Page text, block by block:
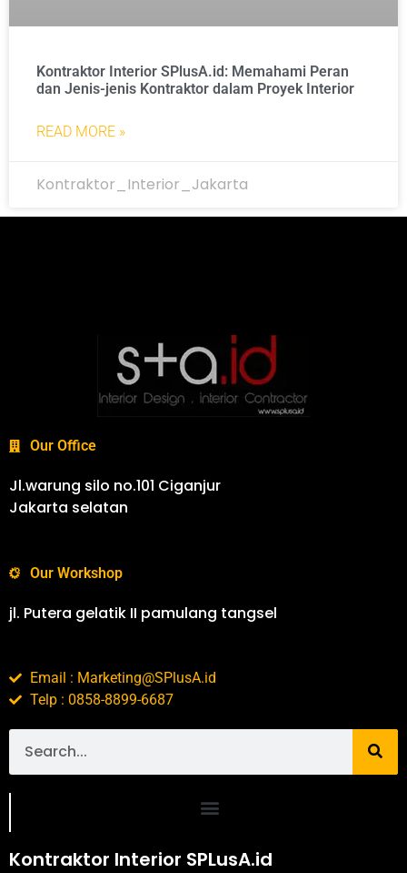
Kontraktor Interior SPlusA.id: Memahami Peran
dan Jenis-jenis Kontraktor dalam Proyek Interior
READ MORE »
Kontraktor_Interior_Jakarta
Our Office
Jl.warung silo no.101 Ciganjur
Jakarta selatan
Our Workshop
jl. Putera gelatik II pamulang tangsel
Email : Marketing@SPlusA.id
Telp : 0858-8899-6687
Kontraktor Interior SPLusA.id